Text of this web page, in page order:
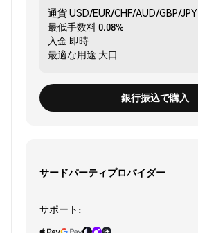
通貨USD/EUR/CHF/AUD/GBP/JPY
最低手数料0.08%
入金 即時
最適な用途 大口
銀行振込で購入
サードパーティプロバイダー
サポート: